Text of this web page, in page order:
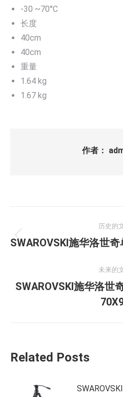
-30 ~70°C
长度
40cm
40cm
重量
1.64 kg
1.67 kg
作者：
章
航
历史的
历
的
文
SWAROVSKI施华洛世
未来的
未
来
SWAROVSKI施华洛世
Related Posts